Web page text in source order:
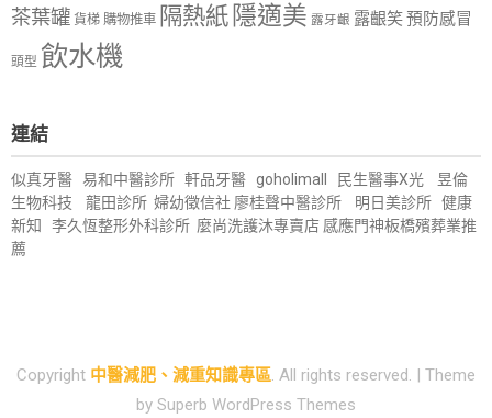
茶葉罐 貨梯 購物推車 隔熱紙 隱適美 露牙齦 露齦笑預防感冒
頭型 飲水機
連結
似真牙醫 易和中醫診所 軒品牙醫 goholimall 民生醫事X光
昱倫
生物科技
龍田診所 婦幼徵信社 廖桂聲中醫診所 明日美診所 健康
新知
李久恆整形外科診所 麼尚洗護沐專賣店 感應門神板橋殯葬業推
薦
Copyright 中醫減肥、減重知識專區 . All rights reserved. | Theme
by Superb WordPress Themes